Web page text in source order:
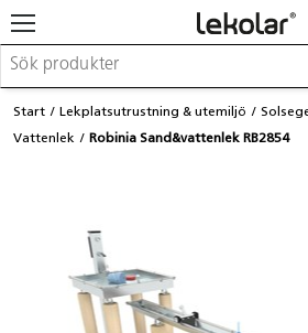
Möbler & inredning
Lekplatsutrustning & utemiljö
Skolförbrukning & kontorsmaterial
Logga in / Registrera dig
Start Lekplatsutrustning & utemiljö
Vattenlek
Robinia Sand&vattenlek RB2854